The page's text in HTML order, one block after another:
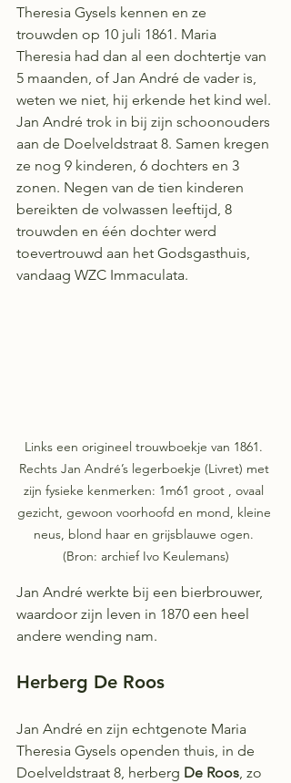
Theresia Gysels kennen en ze
trouwden op 10 juli 1861. Maria
Theresia had dan al een dochtertje van
5 maanden, of Jan André de vader is,
weten we niet, hij erkende het kind wel.
Jan André trok in bij zijn schoonouders
aan de Doelveldstraat 8. Samen kregen
ze nog 9 kinderen, 6 dochters en 3
zonen. Negen van de tien kinderen
bereikten de volwassen leeftijd, 8
trouwden en één dochter werd
toevertrouwd aan het Godsgasthuis,
vandaag WZC Immaculata.
Links een origineel trouwboekje van 1861.
Rechts Jan André’s legerboekje (Livret) met
zijn fysieke kenmerken: 1m61 groot , ovaal
gezicht, gewoon voorhoofd en mond, kleine
neus, blond haar en grijsblauwe ogen.
(Bron: archief Ivo Keulemans)
Jan André werkte bij een bierbrouwer,
waardoor zijn leven in 1870 een heel
andere wending nam.
Herberg De Roos
Jan André en zijn echtgenote Maria
Theresia Gysels openden thuis, in de
Doelveldstraat 8, herberg De Roos, zo